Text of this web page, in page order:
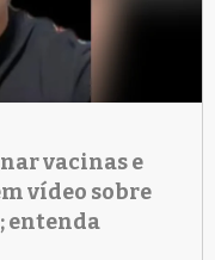
vacinas e
vídeo sobre
entenda